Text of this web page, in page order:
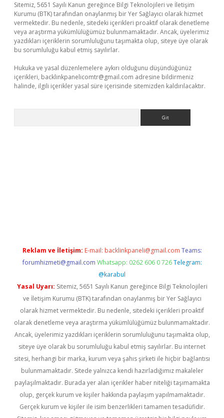
Sitemiz, 5651 Sayılı Kanun gereğince Bilgi Teknolojileri ve İletişim
Kurumu (BTK) tarafından onaylanmış bir Yer Sağlayıcı olarak hizmet
vermektedir. Bu nedenle, sitedeki içerikleri proaktif olarak denetleme
veya araştırma yükümlülüğümüz bulunmamaktadır. Ancak, üyelerimiz
yazdıkları içeriklerin sorumluluğunu taşımakta olup, siteye üye olarak
bu sorumluluğu kabul etmiş sayılırlar.
Hukuka ve yasal düzenlemelere aykırı olduğunu düşündüğünüz
içerikleri, backlinkpanelicomtr@gmail.com adresine bildirmeniz
halinde, ilgili içerikler yasal süre içerisinde sitemizden kaldırılacaktır.
Reklam ve İletişim: E-mail: backlinkpaneli@gmail.com Teams:
forumhizmeti@gmail.com Whatsapp: 0262 606 0 726 Telegram:
@karabul
Yasal Uyarı: Sitemiz, 5651 Sayılı Kanun gereğince Bilgi Teknolojileri
ve İletişim Kurumu (BTK) tarafından onaylanmış bir Yer Sağlayıcı
olarak hizmet vermektedir. Bu nedenle, sitedeki içerikleri proaktif
olarak denetleme veya araştırma yükümlülüğümüz bulunmamaktadır.
Ancak, üyelerimiz yazdıkları içeriklerin sorumluluğunu taşımakta olup,
siteye üye olarak bu sorumluluğu kabul etmiş sayılırlar. Bu internet
sitesi, herhangi bir marka, kurum veya şahıs şirketi ile hiçbir bağlantısı
bulunmamaktadır. Sitede yalnızca kendi hazırladığımız makaleler
paylaşılmaktadır. Burada yer alan içerikler haber niteliği taşımamakta
olup, gerçek kurum ve kişiler hakkında paylaşım yapılmamaktadır.
Gerçek kurum ve kişiler ile isim benzerlikleri tamamen tesadüfidir.